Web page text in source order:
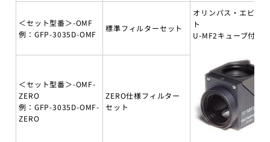
＜セット型番＞-OMF
例：GFP-3035D-OMF
標準フィルターセット
オリンパス・エビデン
ト
U-MF2キューブ付き
＜セット型番＞-OMF-
ZERO
例：GFP-3035D-OMF-
ZERO
ZERO仕様フィルター
セット